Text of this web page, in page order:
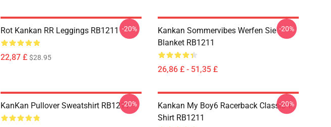
Rot Kankan RR Leggings RB1211
22,87 £ $28.95
-20%
Kankan Sommervibes Werfen Sie
Blanket RB1211
26,86 £ - 51,35 £
-20%
KanKan Pullover Sweatshirt RB1211-20%
Kankan My Boy6 Racerback Classic T-
Shirt RB1211
-20%